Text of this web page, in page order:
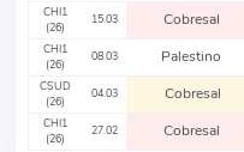
CHI1
(26)
15.03 Cobresal
CHI1
(26)
08.03 Palestino
CSUD
(26)
04.03 Cobresal
CHI1
(26)
27.02 Cobresal